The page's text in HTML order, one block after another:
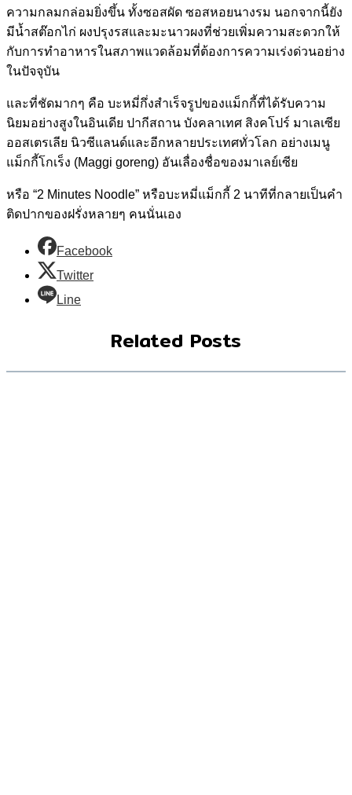
ความกลมกล่อมยิ่งขึ้น ทั้งซอสผัด ซอสหอยนางรม นอกจากนี้ยัง
มีน้ำสต๊อกไก่ ผงปรุงรสและมะนาวผงที่ช่วยเพิ่มความสะดวกให้
กับการทำอาหารในสภาพแวดล้อมที่ต้องการความเร่งด่วนอย่าง
ในปัจจุบัน
และที่ชัดมากๆ คือ บะหมี่กึ่งสำเร็จรูปของแม็กกี้ที่ได้รับความ
นิยมอย่างสูงในอินเดีย ปากีสถาน บังคลาเทศ สิงคโปร์ มาเลเซีย
ออสเตรเลีย นิวซีแลนด์และอีกหลายประเทศทั่วโลก อย่างเมนู
แม็กกี้โกเร็ง (Maggi goreng) อันเลื่องชื่อของมาเลย์เซีย
หรือ “2 Minutes Noodle” หรือบะหมี่แม็กกี้ 2 นาทีที่กลายเป็นคำ
ติดปากของฝรั่งหลายๆ คนนั่นเอง
Facebook
Twitter
Line
Related Posts